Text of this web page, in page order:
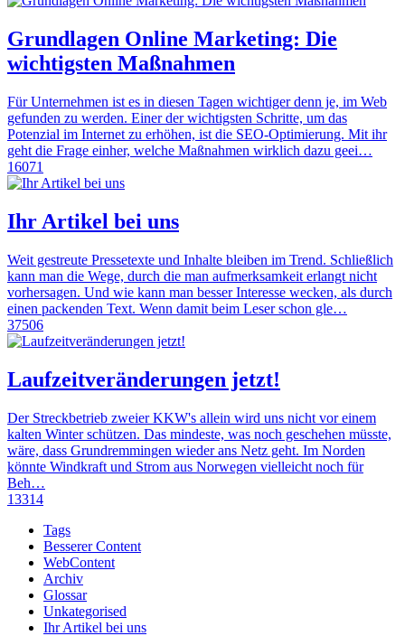
Grundlagen Online Marketing: Die
wichtigsten Maßnahmen
Für Unternehmen ist es in diesen Tagen wichtiger denn je, im Web
gefunden zu werden. Einer der wichtigsten Schritte, um das
Potenzial im Internet zu erhöhen, ist die SEO-Optimierung. Mit ihr
geht die Frage einher, welche Maßnahmen wirklich dazu geei…
16071
Ihr Artikel bei uns
Weit gestreute Pressetexte und Inhalte bleiben im Trend. Schließlich
kann man die Wege, durch die man aufmerksamkeit erlangt nicht
vorhersagen. Und wie kann man besser Interesse wecken, als durch
einen packenden Text. Wenn damit beim Leser schon gle…
37506
Laufzeitveränderungen jetzt!
Der Streckbetrieb zweier KKW's allein wird uns nicht vor einem
kalten Winter schützen. Das mindeste, was noch geschehen müsste,
wäre, dass Grundremmingen wieder ans Netz geht. Im Norden
könnte Windkraft und Strom aus Norwegen vielleicht noch für
Beh…
13314
Tags
Besserer Content
WebContent
Archiv
Glossar
Unkategorised
Ihr Artikel bei uns